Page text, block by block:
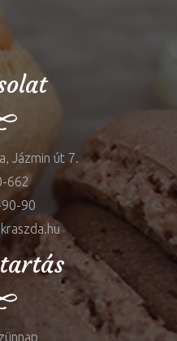
Jázmin út 7.
662
90